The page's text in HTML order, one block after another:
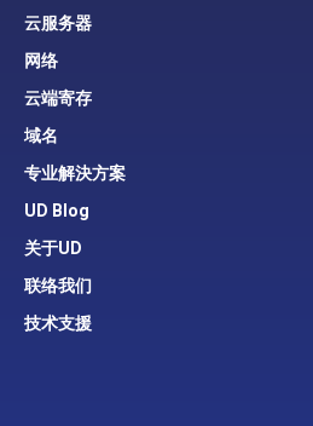
云服务器
网络
云端寄存
域名
专业解決方案
UD Blog
关于UD
联络我们
技术支援